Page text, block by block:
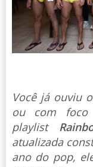
Você já ouviu
ou com foco
playlist
atualizada
ano do pop,